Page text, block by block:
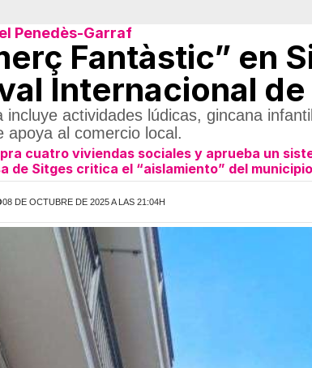
Penedès-Garraf
Fantàstic” en
Internacional
incluye actividades lúdicas, gincana
apoya al comercio local.
cuatro viviendas sociales y aprueba un
de Sitges critica el “aislamiento” del
08 DE OCTUBRE DE 2025 A LAS 21:04H